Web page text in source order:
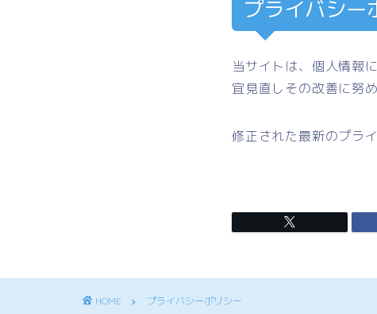
プライバシー
当サイトは、個人情報
宜見直しその改善に努め
修正された最新のプラ
HOME プライバシーポリシー